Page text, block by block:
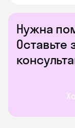
Нужна
Оставьте